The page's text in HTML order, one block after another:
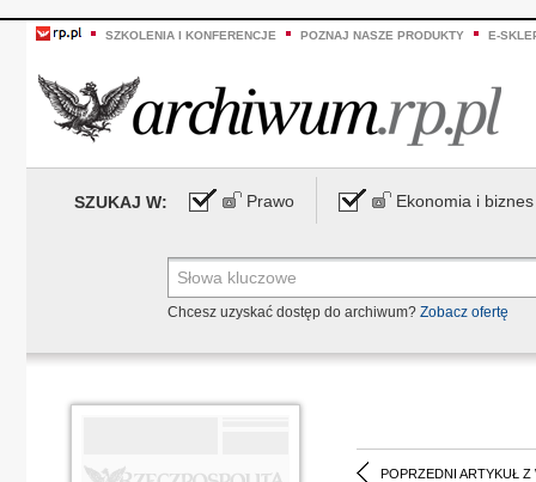
SZKOLENIA I KONFERENCJE POZNAJ NASZE PRODUKTY E-
SZUKAJ W: Prawo Ekonomia i biznes
Chcesz uzyskać dostęp do archiwum? Zobacz ofertę
POPRZEDNI ARTYKUŁ Z